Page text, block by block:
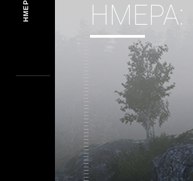
ΗΜΈΡΑ: